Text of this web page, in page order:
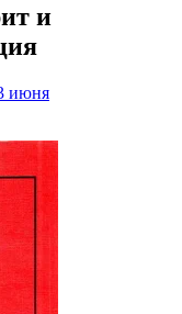
и
июня